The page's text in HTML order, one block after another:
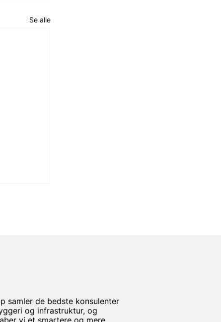
Se alle
samler de bedste konsulenter
og infrastruktur, og